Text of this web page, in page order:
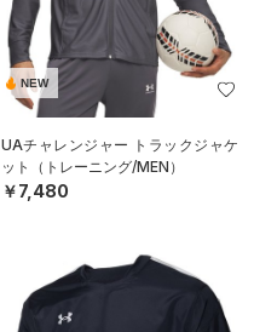
NEW
UAチャレンジャー トラックジャケ
ット（トレーニング/MEN）
￥7,480